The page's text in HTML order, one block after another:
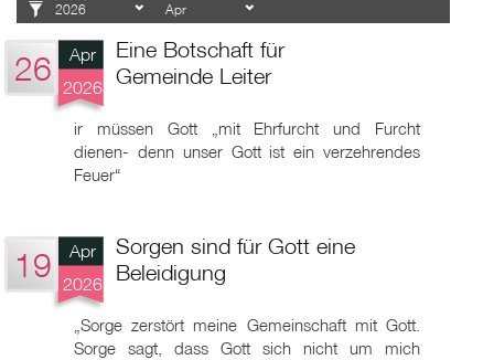
26
Apr
2026
Eine Botschaft für
Gemeinde Leiter
ir müssen Gott „mit Ehrfurcht und Furcht
dienen- denn unser Gott ist ein verzehrendes
Feuer“
19
Apr
2026
Sorgen sind für Gott eine
Beleidigung
„Sorge zerstört meine Gemeinschaft mit Gott.
Sorge sagt, dass Gott sich nicht um mich